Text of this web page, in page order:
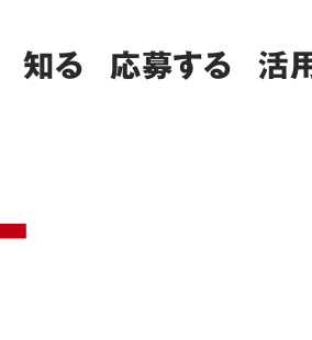
知る 応募する 活